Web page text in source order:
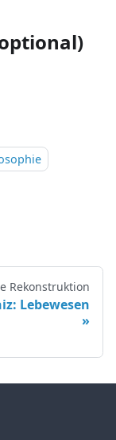
Rekonstruktion
Lebewesen